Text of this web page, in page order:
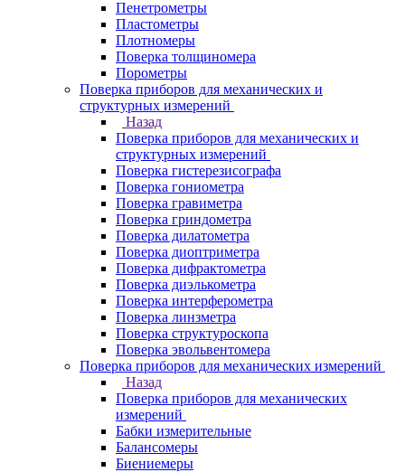
Пенетрометры
Пластометры
Плотномеры
Поверка толщиномера
Порометры
Поверка приборов для механических и
структурных измерений
Назад
Поверка приборов для механических и
структурных измерений
Поверка гистерезисографа
Поверка гониометра
Поверка гравиметра
Поверка гриндометра
Поверка дилатометра
Поверка диоптриметра
Поверка дифрактометра
Поверка диэлькометра
Поверка интерферометра
Поверка линзметра
Поверка структуроскопа
Поверка эвольвентомера
Поверка приборов для механических измерений
Назад
Поверка приборов для механических
измерений
Бабки измерительные
Балансомеры
Биениемеры